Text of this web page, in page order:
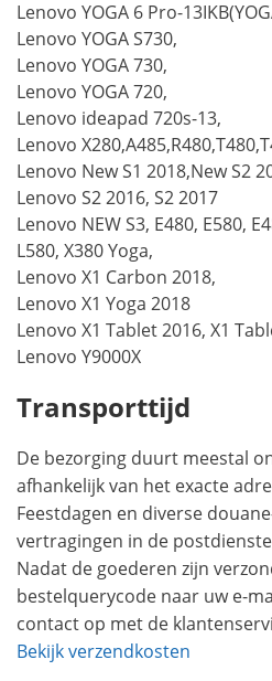
Lenovo YOGA 6 Pro-
Lenovo YOGA S730,
Lenovo YOGA 730,
Lenovo YOGA 720,
Lenovo ideapad 720s-13,
Lenovo
Lenovo New S1 2018,New S2
Lenovo S2 2016, S2 2017
Lenovo NEW S3, E480, E580,
L580, X380 Yoga,
Lenovo X1 Carbon 2018,
Lenovo X1 Yoga 2018
Lenovo X1 Tablet 2016, X1
Lenovo Y9000X
Transporttijd
De bezorging duurt meestal
afhankelijk van het exacte
Feestdagen en diverse
vertragingen in de
Nadat de goederen zijn
bestelquerycode naar uw e-
contact op met de
Bekijk verzendkosten